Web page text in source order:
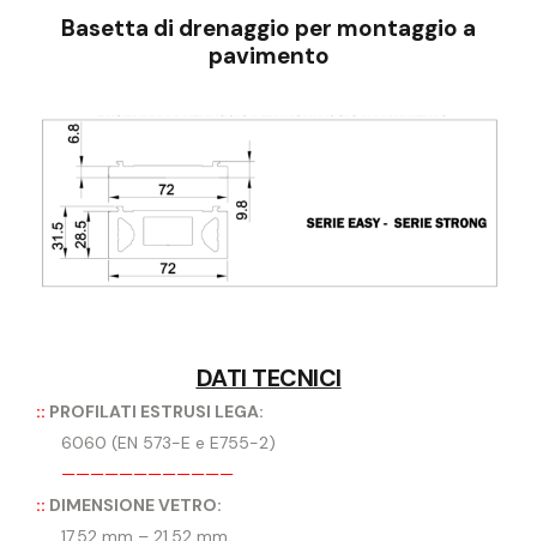
Basetta di drenaggio per montaggio a
pavimento
DATI TECNICI
:: PROFILATI ESTRUSI LEGA:
6060 (EN 573-E e E755-2)
————————————
:: DIMENSIONE VETRO:
17.52 mm – 21,52 mm